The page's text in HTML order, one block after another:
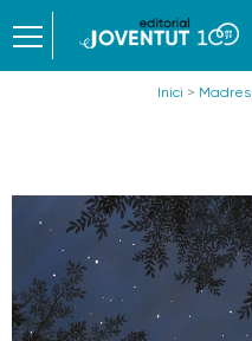
Inici > Madres